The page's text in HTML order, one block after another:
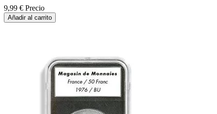
9,99 € Precio
Añadir al carrito